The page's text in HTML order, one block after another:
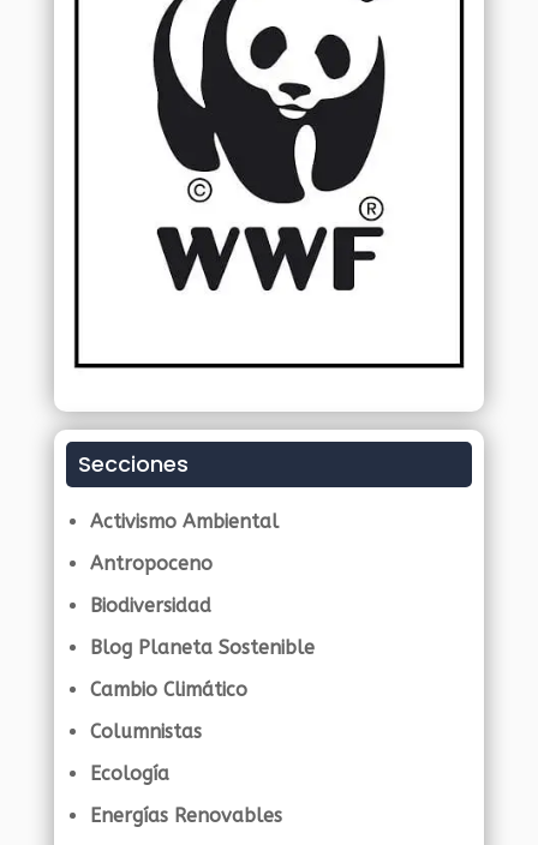
Secciones
Activismo Ambiental
Antropoceno
Biodiversidad
Blog Planeta Sostenible
Cambio Climático
Columnistas
Ecología
Energías Renovables